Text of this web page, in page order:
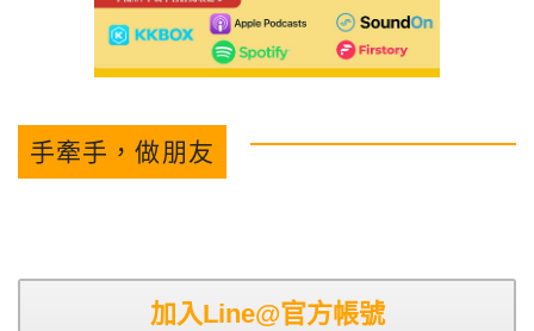
手牽手，做朋友
加入Line@官方帳號